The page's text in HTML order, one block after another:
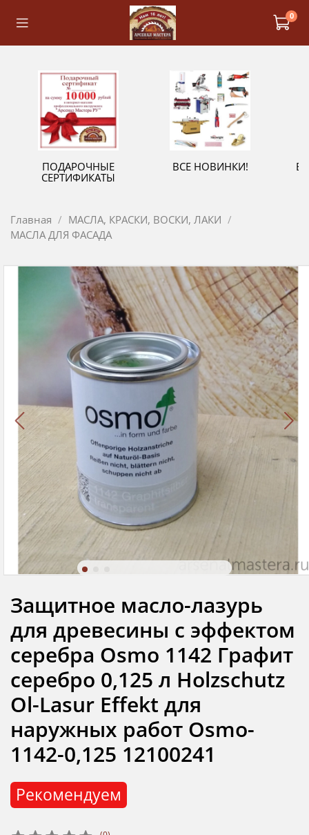
0
ПОДАРОЧНЫЕ
СЕРТИФИКАТЫ
ВСЕ НОВИНКИ!
Главная
МАСЛА, КРАСКИ, ВОСКИ, ЛАКИ
МАСЛА ДЛЯ ФАСАДА
Рекомендуем
Защитное масло-лазурь
для древесины с эффектом
серебра Osmo 1142 Графит
серебро 0,125 л Holzschutz
Ol-Lasur Effekt для
наружных работ Osmo-
1142-0,125 12100241